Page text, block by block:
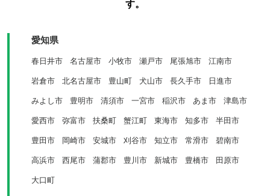
す。
愛知県
春日井市 名古屋市 小牧市 瀬戸市 尾張旭市 江南市
岩倉市 北名古屋市 豊山町 犬山市 長久手市 日進市
みよし市 豊明市 清須市 一宮市 稲沢市 あま市 津島市
愛西市 弥富市 扶桑町 蟹江町 東海市 知多市 半田市
豊田市 岡崎市 安城市 刈谷市 知立市 常滑市 碧南市
高浜市 西尾市 蒲郡市 豊川市 新城市 豊橋市 田原市
大口町